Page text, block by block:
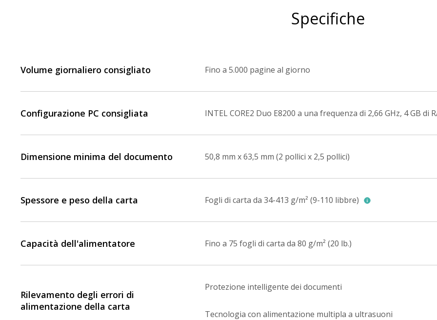
Specifiche
Volume giornaliero consigliato Fino a 5.000 pagine al giorno
Configurazione PC consigliata INTEL CORE2 Duo E8200 a una frequenza di 2,66 GHz, 4 GB di
Dimensione minima del documento 50,8 mm x 63,5 mm (2 pollici x 2,5 pollici)
Spessore e peso della carta Fogli di carta da 34-413 g/m² (9-110 libbre)
Capacità dell'alimentatore Fino a 75 fogli di carta da 80 g/m² (20 lb.)
Rilevamento degli errori di
alimentazione della carta
Protezione intelligente dei documenti
Tecnologia con alimentazione multipla a ultrasuoni